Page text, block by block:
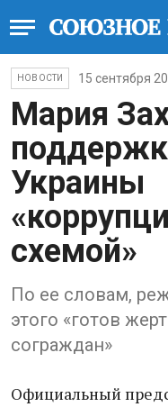
НОВОСТИ 15 сентября
Мария
Украины
схемой»
По ее словам,
этого «готов
сограждан»
Официальный